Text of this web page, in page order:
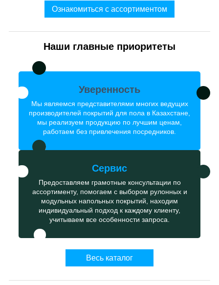
Ознакомиться с ассортиментом
Наши главные приоритеты
Уверенность
Мы являемся представителями многих ведущих
производителей покрытий для пола в Казахстане,
мы реализуем продукцию по лучшим ценам,
работаем без привлечения посредников.
Сервис
Предоставляем грамотные консультации по
ассортименту, помогаем с выбором рулонных и
модульных напольных покрытий, находим
индивидуальный подход к каждому клиенту,
учитываем все особенности запроса.
Весь каталог